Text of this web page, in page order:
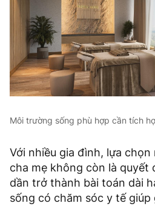
Môi trường sống phù hợp cần tích
Với nhiều gia đình, lựa
cha mẹ không còn là quyết
dần trở thành bài toán dài
sống có chăm sóc y tế giúp